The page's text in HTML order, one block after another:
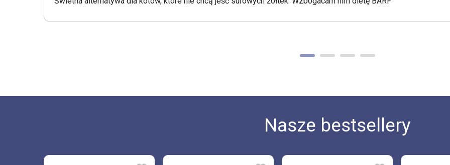
Nasze bestsellery